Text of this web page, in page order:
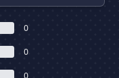
0
0
0